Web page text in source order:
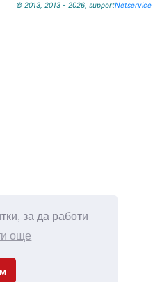
за да работи
още
© 2013, 2013 - 2026, supportNetservice